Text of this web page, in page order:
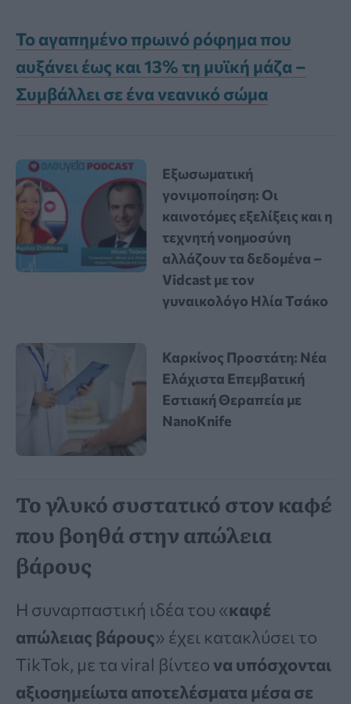
Το αγαπημένο πρωινό ρόφημα που
αυξάνει έως και 13% τη μυϊκή μάζα –
Συμβάλλει σε ένα νεανικό σώμα
Εξωσωματική
γονιμοποίηση: Οι
καινοτόμες εξελίξεις και η
τεχνητή νοημοσύνη
αλλάζουν τα δεδομένα –
Vidcast με τον
γυναικολόγο Ηλία Τσάκο
Καρκίνος Προστάτη: Νέα
Ελάχιστα Επεμβατική
Εστιακή Θεραπεία με
NanoKnife
Το γλυκό συστατικό στον καφέ
που βοηθά στην απώλεια
βάρους
Η συναρπαστική ιδέα του «καφέ
απώλειας βάρους» έχει κατακλύσει το
TikTok, με τα viral βίντεονα υπόσχονται
αξιοσημείωτα αποτελέσματα μέσα σε